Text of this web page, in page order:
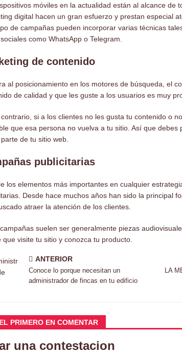
móviles en la actualidad están al alcance de
digital hacen un gran esfuerzo y prestan especial
de campañas pueden incorporar varias técnicas
como WhatsApp o Telegram.
de contenido
al posicionamiento en los motores de búsqueda, el
de calidad y que les guste a los usuarios es muy
si a los clientes no les gusta tu contenido o
que esa persona no vuelva a tu sitio. Así que
de tu sitio web.
publicitarias
los elementos más importantes en cualquier
Desde hace muchos años han sido la principal
atraer la atención de los clientes.
suelen ser generalmente piezas
que visite tu sitio y conozca tu producto.
ANTERIOR
Conoce lo porque necesitan un
administrador de fincas en tu edificio
LA
PRIMERO EN COMENTAR
una contestacion